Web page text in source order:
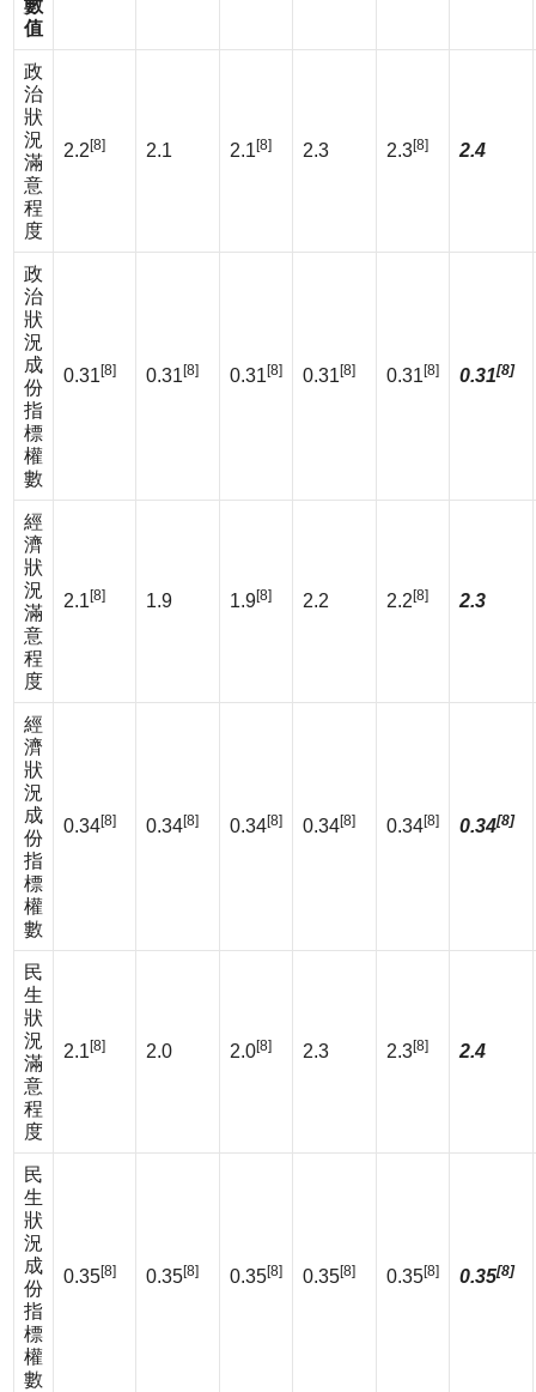
數
值
政
治
狀
況
滿
意
程
度
2.2 [8] 2.1 2.1 [8] 2.3 2.3[8] 2.4
政
治
狀
況
成
份
指
標
權
數
0.31 [8] 0.31 [8] 0.31 [8] 0.31 [8] 0.31 [8] 0.31[8]
經
濟
狀
況
滿
意
程
度
2.1 [8] 1.9 1.9[8] 2.2 2.2 [8] 2.3
經
濟
狀
況
成
份
指
標
權
數
0.34[8] 0.34[8] 0.34[8] 0.34[8] 0.34[8] 0.34[8]
民
生
狀
況
滿
意
程
度
2.1 [8] 2.0 2.0[8] 2.3 2.3[8] 2.4
民
生
狀
況
成
份
指
標
權
數
0.35[8] 0.35[8] 0.35[8] 0.35[8] 0.35[8] 0.35[8]